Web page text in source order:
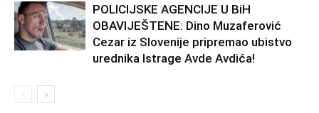
POLICIJSKE AGENCIJE U BiH
OBAVIJEŠTENE: Dino Muzaferović
Cezar iz Slovenije pripremao ubistvo
urednika Istrage Avde Avdića!